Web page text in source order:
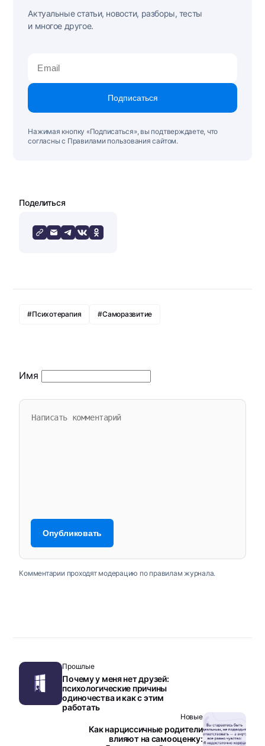
Актуальные статьи, новости, разборы, тесты
и многое другое.
Подписаться
Нажимая кнопку «Подписаться», вы подтверждаете, что
согласны с Правилами пользования сайтом.
Поделиться
#Психотерапия #Саморазвитие
Имя
Комментарии проходят модерацию по правилам журнала.
Прошлые
Почему у меня нет друзей:
психологические причины
одиночества и как с этим
работать
Новые
Как нарциссичные родители
влияют на самооценку: